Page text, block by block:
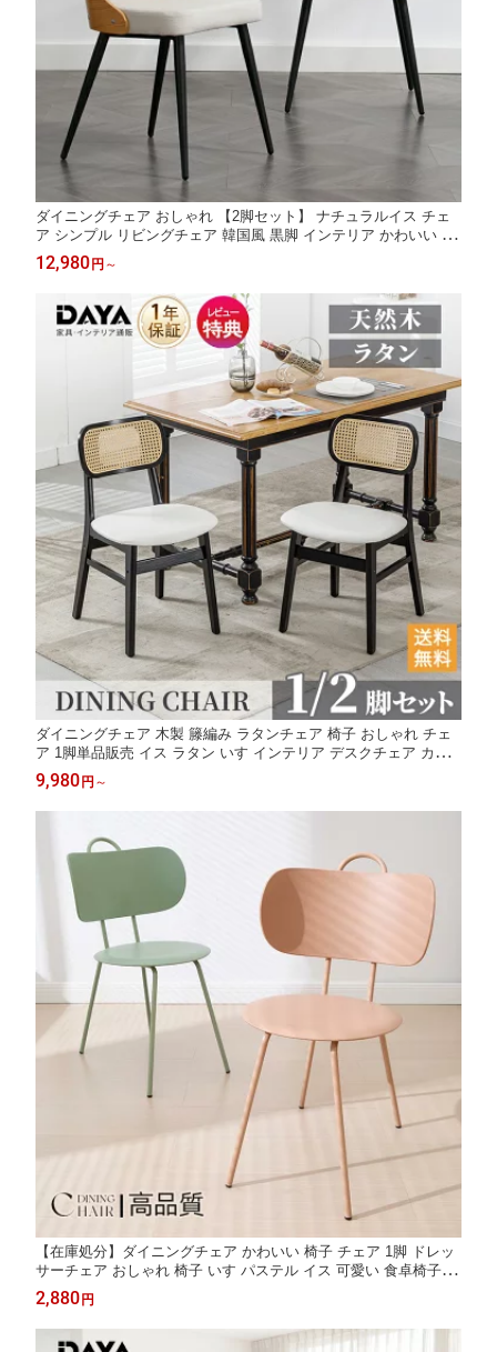
ダイニングチェア おしゃれ 【2脚セット】 ナチュラルイス チェ
ア シンプル リビングチェア 韓国風 黒脚 インテリア かわいい 可
愛い 学習イス 学習 椅子 北欧 疲れにくい 低反発 子供 シェル ピ
ンク Dayalane
12,980 円 ～
ダイニングチェア 木製 籐編み ラタンチェア 椅子 おしゃれ チェ
ア 1脚単品販売 イス ラタン いす インテリア デスクチェア カフ
ェチェア リビングチェア 食卓チェア 合成革 ナチュラル ギフト 1
年保証ウィンザーチェア 北欧
9,980 円 ～
【在庫処分】ダイニングチェア かわいい 椅子 チェア 1脚 ドレッ
サーチェア おしゃれ 椅子 いす パステル イス 可愛い 食卓椅子 レ
ザー スチール リビングチェア 肘付き デスクチェア イス おしゃ
れ 韓国 北欧 ピンク グリーン 高品質 Dayalane
2,880 円